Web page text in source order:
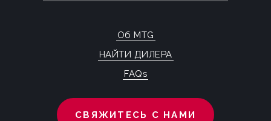
Об MTG
НАЙТИ ДИЛЕРА
FAQs
СВЯЖИТЕСЬ С НАМИ